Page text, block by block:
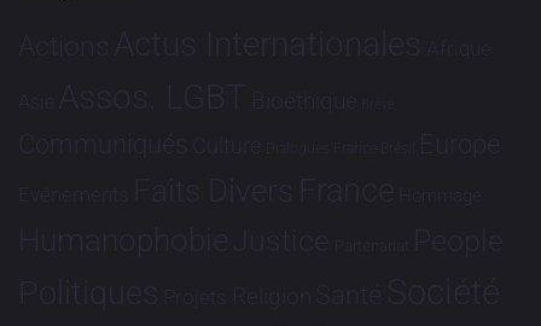
Actions Actus Internationales Afrique
Asie Assos. LGBT Bioéthique Brève
Communiqués Culture Dialogues France-Brésil Europe
Evénements Faits Divers France Hommage
HumanophobieJustice Partenariat People
Politiques Projets Religion Santé Société